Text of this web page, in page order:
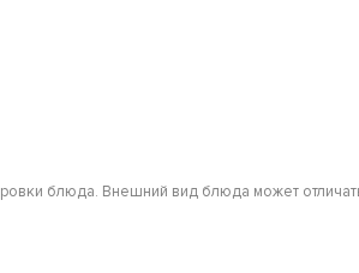
блюда. Внешний вид блюда может